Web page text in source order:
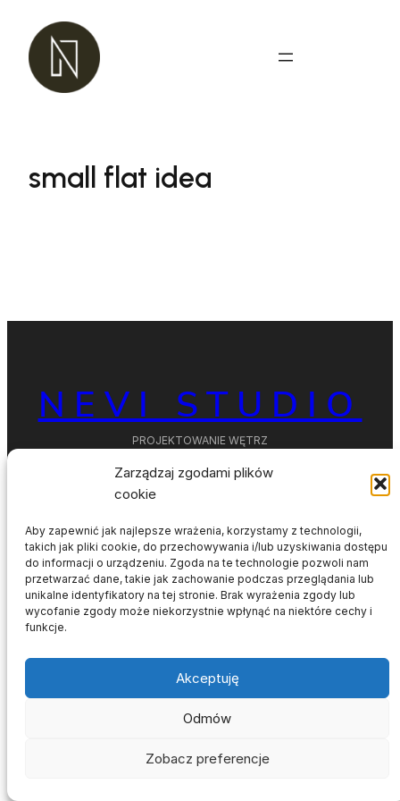
Zarządzaj zgodami plików
cookie
Aby zapewnić jak najlepsze wrażenia, korzystamy z technologii,
takich jak pliki cookie, do przechowywania i/lub uzyskiwania dostępu
do informacji o urządzeniu. Zgoda na te technologie pozwoli nam
przetwarzać dane, takie jak zachowanie podczas przeglądania lub
unikalne identyfikatory na tej stronie. Brak wyrażenia zgody lub
wycofanie zgody może niekorzystnie wpłynąć na niektóre cechy i
funkcje.
Akceptuję
Odmów
Zobacz preferencje
Przejdź
treści
small flat idea
NEVI STUDIO
PROJEKTOWANIE WĘTRZ
Facebook InstagramBehance Pinterest